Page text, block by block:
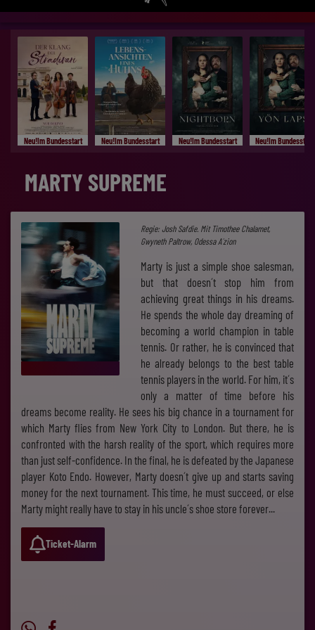
Neu!Im Bundesstart Neu!Im Bundesstart Neu!Im Bundesstart Neu!Im Bundesstart
MARTY SUPREME
Regie: Josh Safdie. Mit Timothee Chalamet,
Gwyneth Paltrow, Odessa A´zion
Marty is just a simple shoe salesman,
but that doesn´t stop him from
achieving great things in his dreams.
He spends the whole day dreaming of
becoming a world champion in table
tennis. Or rather, he is convinced that
he already belongs to the best table
tennis players in the world. For him, it´s
only a matter of time before his
dreams become reality. He sees his big chance in a tournament for
which Marty flies from New York City to London. But there, he is
confronted with the harsh reality of the sport, which requires more
than just self-confidence. In the final, he is defeated by the Japanese
player Koto Endo. However, Marty doesn´t give up and starts saving
money for the next tournament. This time, he must succeed, or else
Marty might really have to stay in his uncle´s shoe store forever...
Ticket-Alarm